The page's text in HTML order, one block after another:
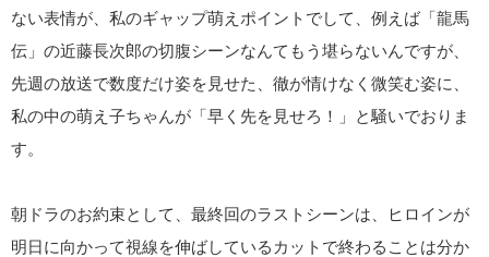
ない表情が、私のギャップ萌えポイントでして、例えば「龍馬
伝」の近藤長次郎の切腹シーンなんてもう堪らないんですが、
先週の放送で数度だけ姿を見せた、徹が情けなく微笑む姿に、
私の中の萌え子ちゃんが「早く先を見せろ！」と騒いでおりま
す。
朝ドラのお約束として、最終回のラストシーンは、ヒロインが
明日に向かって視線を伸ばしているカットで終わることは分か